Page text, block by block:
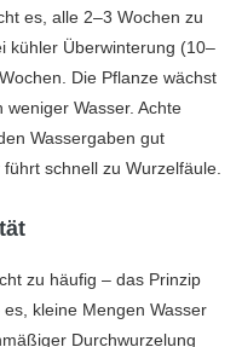
es, alle 2–3 Wochen zu
kühler Überwinterung (10–
Die Pflanze wächst
Wasser. Achte
Wassergaben gut
schnell zu Wurzelfäule.
zu häufig – das Prinzip
kleine Mengen Wasser
Durchwurzelung